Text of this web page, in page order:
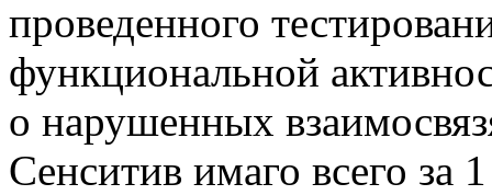
проведенного
функциональной
о нарушенных
Сенситив имаго всего за